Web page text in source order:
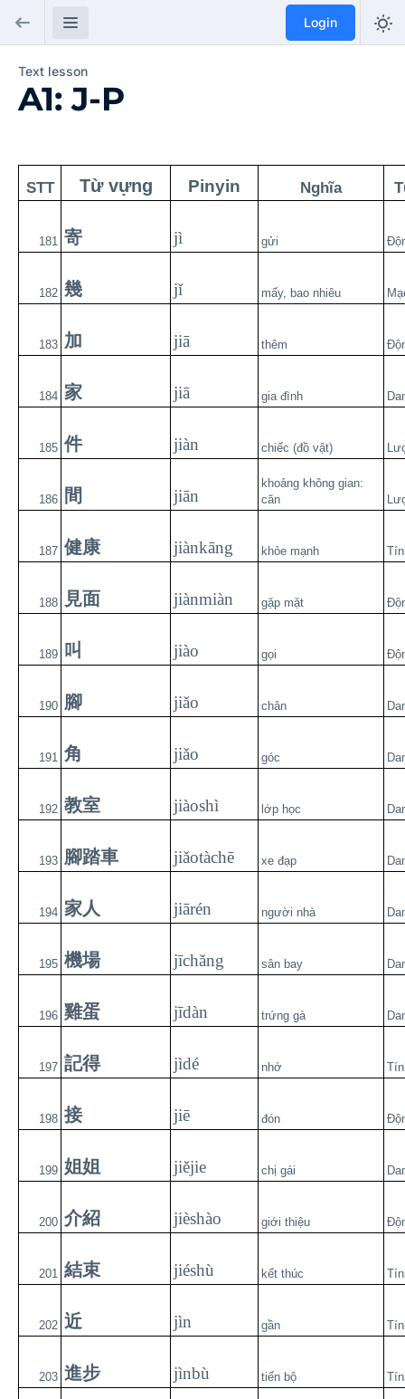
Login
Text lesson
A1: J-P
STT Từ vựng Pinyin Nghĩa
181 寄 jì gửi
182 幾 jǐ mấy, bao nhiêu
183 加 jiā thêm
184 家 jiā gia đình
185 件 jiàn chiếc (đồ vật)
186 間 jiān
khoảng không gian:
căn
187 健康 jiànkāng khỏe mạnh
188 見面 jiànmiàn gặp mặt
189 叫 jiào gọi
190 腳 jiǎo chân
191 角 jiǎo góc
192 教室 jiàoshì lớp học
193 腳踏車 jiǎotàchē xe đạp
194 家人 jiārén người nhà
195 機場 jīchǎng sân bay
196 雞蛋 jīdàn trứng gà
197 記得 jìdé nhớ
198 接 jiē đón
199 姐姐 jiějie chị gái
200 介紹 jièshào giới thiệu
201 結束 jiéshù kết thúc
202 近 jìn gần
203 進步 jìnbù tiến bộ